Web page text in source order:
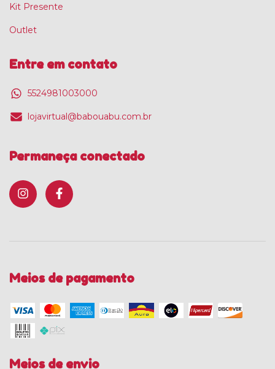
Kit Presente
Outlet
Entre em contato
5524981003000
lojavirtual@babouabu.com.br
Permaneça conectado
Meios de pagamento
Meios de envio